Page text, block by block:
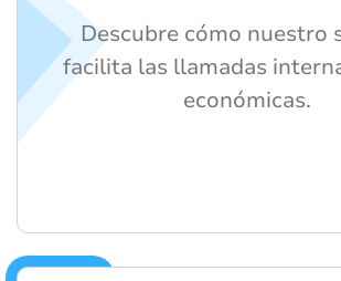
Descubre cómo nuestro
facilita las llamadas
económicas.